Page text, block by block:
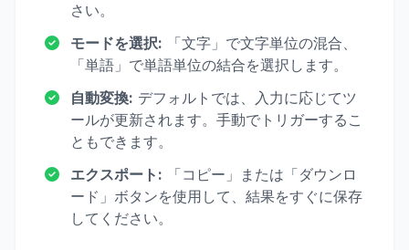
さい。
モードを選択: 「文字」で文字単位の混合、
「単語」で単語単位の結合を選択します。
自動変換: デフォルトでは、入力に応じてツ
ールが更新されます。手動でトリガーするこ
ともできます。
エクスポート: 「コピー」または「ダウンロ
ード」ボタンを使用して、結果をすぐに保存
してください。